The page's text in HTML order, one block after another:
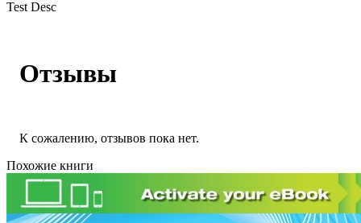
Test Desc
Отзывы
К сожалению, отзывов пока нет.
Похожие книги